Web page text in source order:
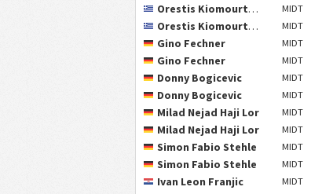
Orestis Kiomourtzoglou
MIDT
Orestis Kiomourtzoglou
MIDT
Gino Fechner
MIDT
Gino Fechner
MIDT
Donny Bogicevic
MIDT
Donny Bogicevic
MIDT
Milad Nejad Haji Lor
MIDT
Milad Nejad Haji Lor
MIDT
Simon Fabio Stehle
MIDT
Simon Fabio Stehle
MIDT
Ivan Leon Franjic
MIDT